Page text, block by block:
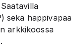
sekä happivapaa
arkkikoossa